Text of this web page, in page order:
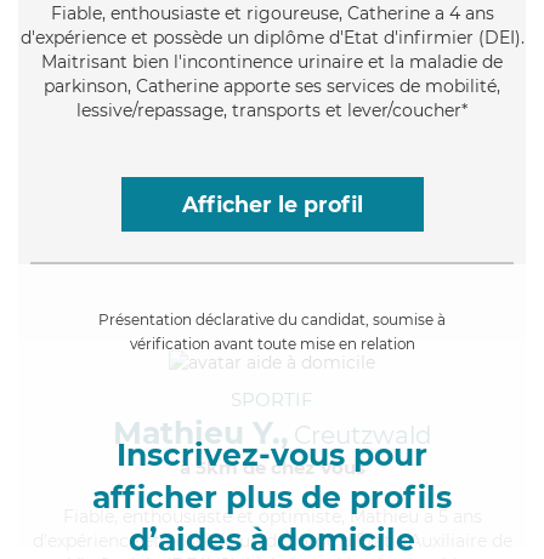
Fiable, enthousiaste et rigoureuse, Catherine a 4 ans
d'expérience et possède un diplôme d'Etat d'infirmier (DEI).
Maitrisant bien l'incontinence urinaire et la maladie de
parkinson, Catherine apporte ses services de mobilité,
lessive/repassage, transports et lever/coucher*
Afficher le profil
Présentation déclarative du candidat, soumise à
vérification avant toute mise en relation
Inscrivez-vous pour
afficher plus de profils
d’aides à domicile
SPORTIF
Mathieu Y., Creutzwald
à 5km de chez Vous
, enthousiaste et optimiste, Mathieu a 5 ans
d'expérience et possède un diplôme d'État d'Auxiliaire de